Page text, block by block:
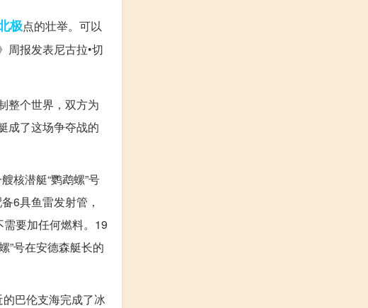
极点的壮举。可以
周报发表尼古拉•切
整个世界，双方为
成了这场争夺战的
核潜艇“鹦鹉螺”号
6具鱼雷发射管，
要加任何燃料。19
”号在安德森艇长的
巴伦支海完成了冰